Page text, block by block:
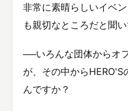
非常に素晴らしいイベ
も親切なところだと聞い
──いろんな団体からオ
が、その中から
んですか？